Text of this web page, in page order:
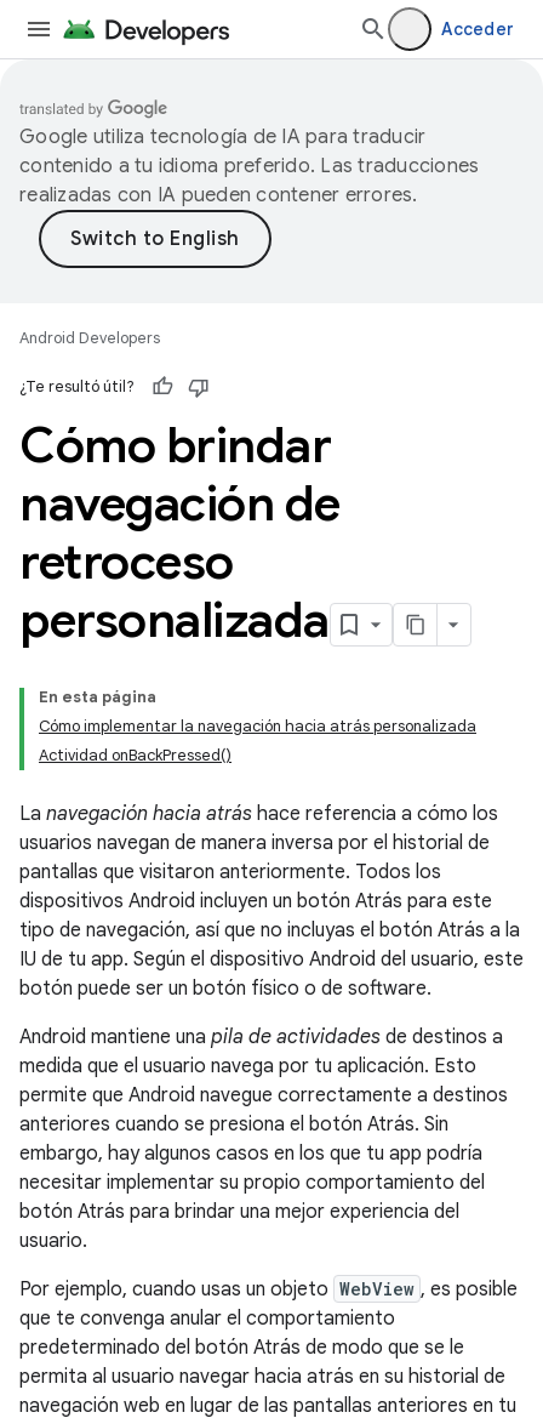
Acceder
Google utiliza tecnología de IA para traducir
contenido a tu idioma preferido. Las traducciones
realizadas con IA pueden contener errores.
Android Developers
¿Te resultó útil?
Cómo brindar
navegación de
retroceso
personalizada
En esta página
Cómo implementar la navegación hacia atrás personalizada
Actividad onBackPressed()
La navegación hacia atrás hace referencia a cómo los
usuarios navegan de manera inversa por el historial de
pantallas que visitaron anteriormente. Todos los
dispositivos Android incluyen un botón Atrás para este
tipo de navegación, así que no incluyas el botón Atrás a la
IU de tu app. Según el dispositivo Android del usuario, este
botón puede ser un botón físico o de software.
Android mantiene una pila de actividades de destinos a
medida que el usuario navega por tu aplicación. Esto
permite que Android navegue correctamente a destinos
anteriores cuando se presiona el botón Atrás. Sin
embargo, hay algunos casos en los que tu app podría
necesitar implementar su propio comportamiento del
botón Atrás para brindar una mejor experiencia del
usuario.
Por ejemplo, cuando usas un objeto WebView , es posible
que te convenga anular el comportamiento
predeterminado del botón Atrás de modo que se le
permita al usuario navegar hacia atrás en su historial de
navegación web en lugar de las pantallas anteriores en tu